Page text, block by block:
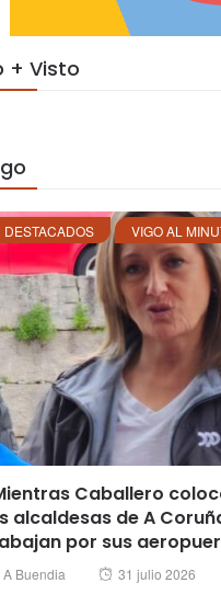
+ Visto
DESTACADOS VIGO AL
Caballero
alcaldesas de A
por sus
Author
A Buendia
Posted
31 julio 2026